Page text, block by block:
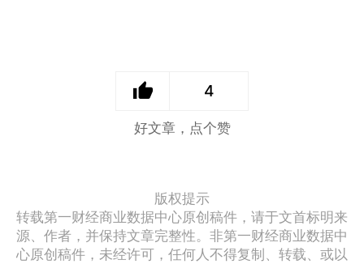
4
好文章，点个赞
版权提示
转载第一财经商业数据中心原创稿件，请于文首标明来
源、作者，并保持文章完整性。非第一财经商业数据中
心原创稿件，未经许可，任何人不得复制、转载、或以